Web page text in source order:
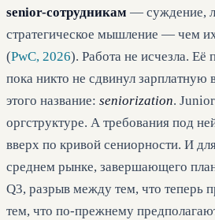
senior-сотрудникам — суждение,
стратегическое мышление — чем
(PwC, 2026). Работа не исчезла. Её
пока никто не сдвинул зарплатную
этого название: seniorization.
оргструктуре. А требования под
вверх по кривой сениорности. И
среднем рынке, завершающего
Q3, разрыв между тем, что теперь
тем, что по-прежнему